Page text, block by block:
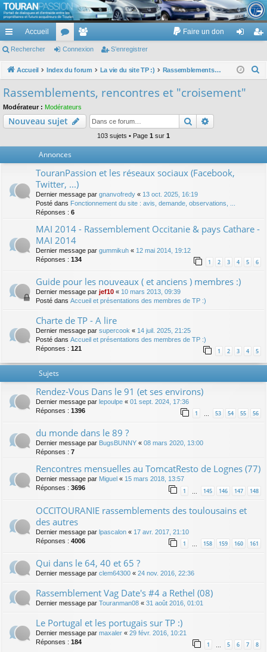
TouranPassion
Le forum des propriétaires ou futurs acquéreurs du Volkswagen Touran
cc
ès
pi
de
Accueil
or
u
e
m
Faire un don
ne nr
Rechercher Connexion S’enregistrer
Accueil Index du forum La vie du site TP :) Rassemblements, rencontres et "croisement"
c
Rassemblements, rencontres et "croisement"
Modérateur : Modérateurs
Nouveau sujet Rechercher
103 sujets • Page 1 sur 1
Annonces
TouranPassion et les réseaux sociaux (Facebook,
Twitter, ...)
Dernier message par gnanvofredy « 13 oct. 2025, 16:19
Posté dans Fonctionnement du site : avis, demande, observations, ...
Réponses : 6
MAI 2014 - Rassemblement Occitanie & pays Cathare -
MAI 2014
Dernier message par gummikuh « 12 mai 2014, 19:12
Réponses : 134 1 2 3 4 5 6
Guide pour les nouveaux ( et anciens ) membres :)
Dernier message par jef10 « 10 mars 2013, 09:39
Posté dans Accueil et présentations des membres de TP :)
Charte de TP - A lire
Dernier message par supercook « 14 juil. 2025, 21:25
Posté dans Accueil et présentations des membres de TP :)
Réponses : 121 1 2 3 4 5
Sujets
Rendez-Vous Dans le 91 (et ses environs)
Dernier message par lepoulpe « 01 sept. 2024, 17:36
Réponses : 1396 1 … 53 54 55 56
du monde dans le 89 ?
Dernier message par BugsBUNNY « 08 mars 2020, 13:00
Réponses : 7
Rencontres mensuelles au TomcatResto de Lognes (77)
Dernier message par Miguel « 15 mars 2018, 13:57
Réponses : 3696 1 145 146 147 148
OCCITOURANIE rassemblements des toulousains et
des autres
Dernier message par lpascalon « 17 avr. 2017, 21:10
Réponses : 4006 1 158 159 160 161
Qui dans le 64, 40 et 65 ?
Dernier message par clem64300 « 24 nov. 2016, 22:36
Rassemblement Vag Date's #4 a Rethel (08)
Dernier message par Touranman08 « 31 août 2016, 01:01
Le Portugal et les portugais sur TP :)
Dernier message par maxaler « 29 févr. 2016, 10:21
Réponses : 184 1 5 6 7 8